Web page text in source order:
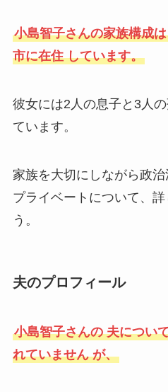
小島智子さんの家族構成
市に在住 しています。
彼女には2人の息子と3人
ています。
家族を大切にしながら政
プライベートについて、
う。
夫のプロフィール
小島智子さんの 夫につい
れていません が、